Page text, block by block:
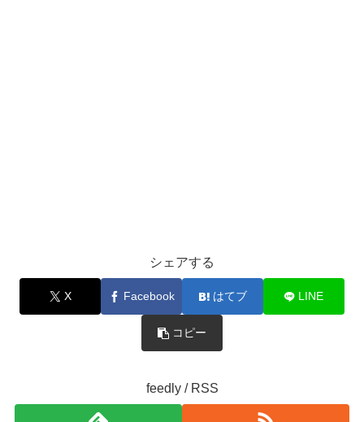
シェアする
X Facebook はてブ LINE
コピー
feedly / RSS